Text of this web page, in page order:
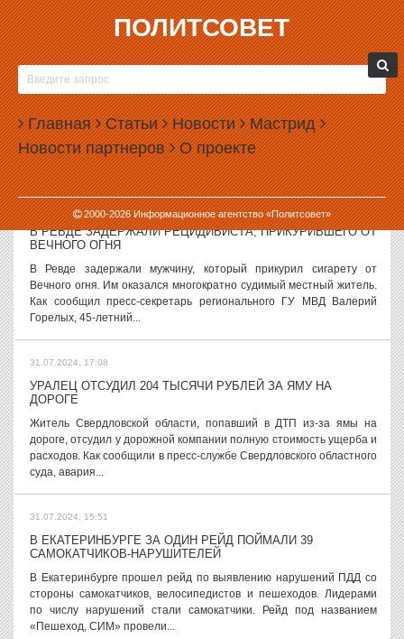
ПОЛИТСОВЕТ
Главная Статьи Новости Мастрид
Новости партнеров О проекте
2000-2026Информационное агентство «Политсовет»
31.07.2024, 17:54
СЕНАТОР КЛИШАС ЗАЯВИЛ, ЧТО ДВУХЛЕТНЕГО ПРИЗЫВА
В АРМИЮ ДЛЯ МИГРАНТОВ НЕ БУДЕТ
Председатель конституционного комитета Совета Федерации
Андрей Клишас заявил, что поправки о двухлетнем сроке призыва
в армию для мигрантов приняты не будут. Об этом сенатор
написал в своем...
31.07.2024, 17:42
В РЕВДЕ ЗАДЕРЖАЛИ РЕЦИДИВИСТА, ПРИКУРИВШЕГО ОТ
ВЕЧНОГО ОГНЯ
В Ревде задержали мужчину, который прикурил сигарету от
Вечного огня. Им оказался многократно судимый местный житель.
Как сообщил пресс-секретарь регионального ГУ МВД Валерий
Горелых, 45-летний...
31.07.2024, 17:08
УРАЛЕЦ ОТСУДИЛ 204 ТЫСЯЧИ РУБЛЕЙ ЗА ЯМУ НА
ДОРОГЕ
Житель Свердловской области, попавший в ДТП из-за ямы на
дороге, отсудил у дорожной компании полную стоимость ущерба и
расходов. Как сообщили в пресс-службе Свердловского областного
суда, авария...
31.07.2024, 15:51
В ЕКАТЕРИНБУРГЕ ЗА ОДИН РЕЙД ПОЙМАЛИ 39
САМОКАТЧИКОВ-НАРУШИТЕЛЕЙ
В Екатеринбурге прошел рейд по выявлению нарушений ПДД со
стороны самокатчиков, велосипедистов и пешеходов. Лидерами
по числу нарушений стали самокатчики. Рейд под названием
«Пешеход, СИМ» провели...